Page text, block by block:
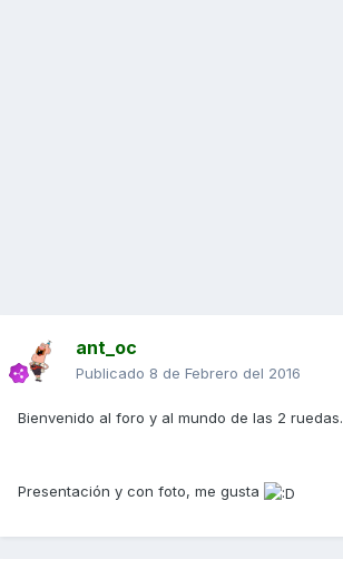
ant_oc
Publicado 8 de Febrero del 2016
Bienvenido al foro y al mundo de las 2 ruedas.
Presentación y con foto, me gusta